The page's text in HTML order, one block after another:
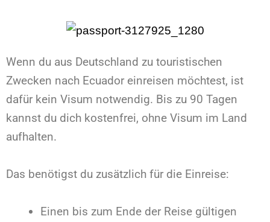
Wenn du aus Deutschland zu touristischen
Zwecken nach Ecuador einreisen möchtest, ist
dafür kein Visum notwendig. Bis zu 90 Tagen
kannst du dich kostenfrei, ohne Visum im Land
aufhalten.
Das benötigst du zusätzlich für die Einreise:
Einen bis zum Ende der Reise gültigen